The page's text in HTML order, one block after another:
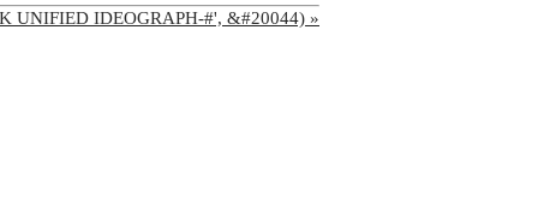
UNIFIED IDEOGRAPH-#', &#20044) »